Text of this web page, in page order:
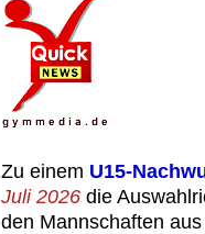
Zu einem U15-
Juli 2026 die
den Mannschaften